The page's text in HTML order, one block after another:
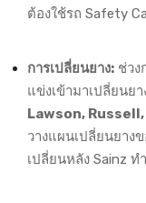
ต้องใช้รถ Safety
การเปลี่ยนยาง: ช่วง
แข่งเข้ามาเปลี่ยนย
Lawson,
วางแผนเปลี่ยนยาง
เปลี่ยนหลัง Sainz